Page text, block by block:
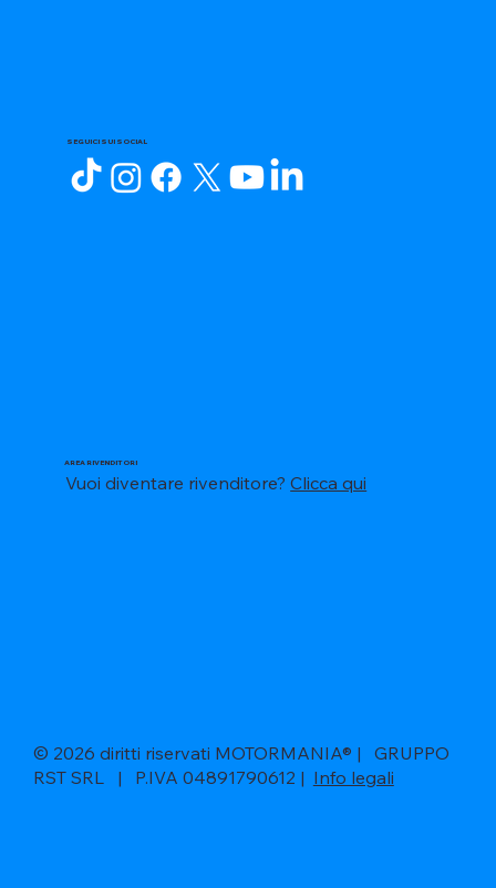
SEGUICI SUI SOCIAL
AREA RIVENDITORI
Vuoi diventare rivenditore?Clicca qui
© 2026 diritti riservati MOTORMANIA® | GRUPPO
RST SRL | P.IVA 04891790612 | Info legali